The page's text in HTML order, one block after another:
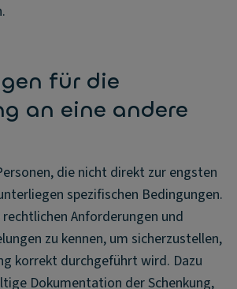
für die
an eine andere
die nicht direkt zur engsten
spezifischen Bedingungen.
Anforderungen und
zu kennen, um sicherzustellen,
korrekt durchgeführt wird. Dazu
Dokumentation der Schenkung,